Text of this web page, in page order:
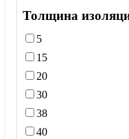
205
219
273
Толщина
5
15
20
30
38
40